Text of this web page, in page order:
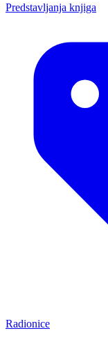
Predstavljanja knjiga
Radionice